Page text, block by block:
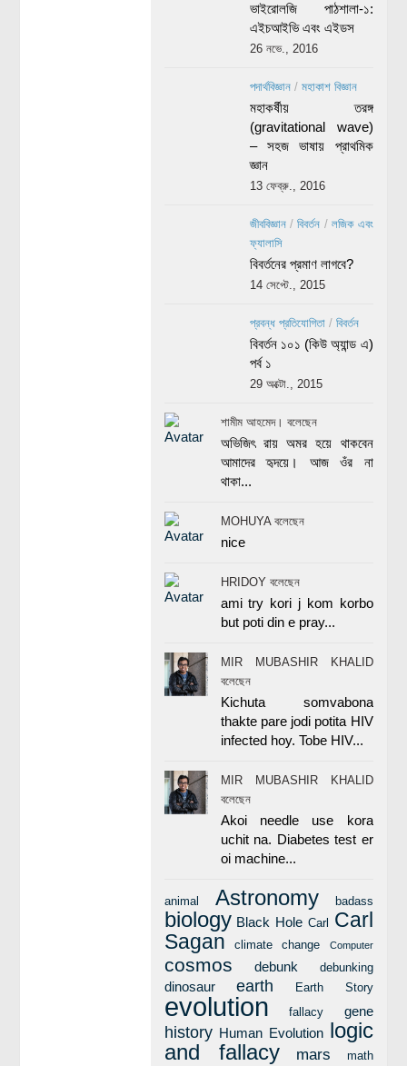
ভাইরোলজি পাঠশালা-১:
এইচআইভি এবং এইডস
26 নভে., 2016
পদার্থবিজ্ঞান/ মহাকাশ বিজ্ঞান
মহাকর্ষীয় তরঙ্গ
(gravitational wave)
– সহজ ভাষায় প্রাথমিক
জ্ঞান
13 ফেব্রু., 2016
জীববিজ্ঞান/বিবর্তন /লজিক এবং
ফ্যালাসি
বিবর্তনের প্রমাণ লাগবে?
14 সেপ্টে., 2015
প্রবন্ধ প্রতিযোগিতা/ বিবর্তন
বিবর্তন ১০১ (কিউ অ্যান্ড এ)
পর্ব ১
29 অক্টো., 2015
শামীম আহমেদ। বলেছেন
অভিজিৎ রায় অমর হয়ে থাকবেন
আমাদের হৃদয়ে। আজ ওঁর না
থাকা...
MOHUYA বলেছেন
nice
HRIDOY বলেছেন
ami try kori j kom korbo
but poti din e pray...
MIR MUBASHIR KHALID
বলেছেন
Kichuta somvabona
thakte pare jodi potita HIV
infected hoy. Tobe HIV...
MIR MUBASHIR KHALID
বলেছেন
Akoi needle use kora
uchit na. Diabetes test er
oi machine...
animal Astronomy badass
biology Black Hole Carl
Carl
Sagan
climate change Computer
cosmos debunk debunking
dinosaur earth Earth Story
evolution fallacy gene
history Human Evolution
logic
and fallacy
mars math